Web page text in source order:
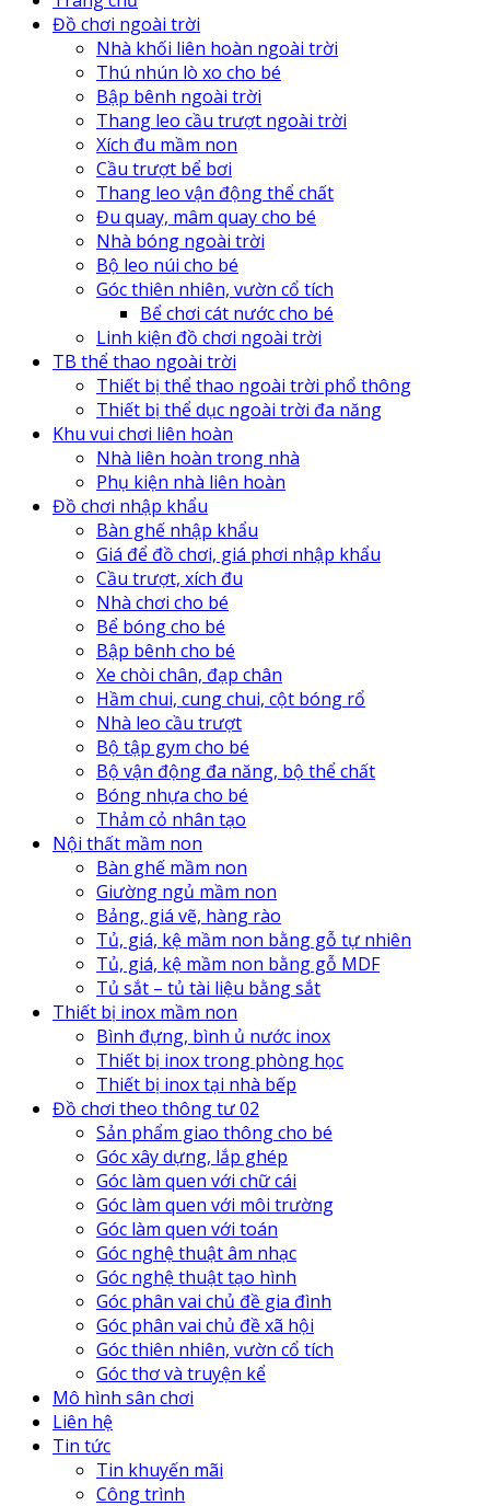
Đồ chơi ngoài trời
Nhà khối liên hoàn ngoài trời
Thú nhún lò xo cho bé
Bập bênh ngoài trời
Thang leo cầu trượt ngoài trời
Xích đu mầm non
Cầu trượt bể bơi
Thang leo vận động thể chất
Đu quay, mâm quay cho bé
Nhà bóng ngoài trời
Bộ leo núi cho bé
Góc thiên nhiên, vườn cổ tích
Bể chơi cát nước cho bé
Linh kiện đồ chơi ngoài trời
TB thể thao ngoài trời
Thiết bị thể thao ngoài trời phổ thông
Thiết bị thể dục ngoài trời đa năng
Khu vui chơi liên hoàn
Nhà liên hoàn trong nhà
Phụ kiện nhà liên hoàn
Đồ chơi nhập khẩu
Bàn ghế nhập khẩu
Giá để đồ chơi, giá phơi nhập khẩu
Cầu trượt, xích đu
Nhà chơi cho bé
Bể bóng cho bé
Bập bênh cho bé
Xe chòi chân, đạp chân
Hầm chui, cung chui, cột bóng rổ
Nhà leo cầu trượt
Bộ tập gym cho bé
Bộ vận động đa năng, bộ thể chất
Bóng nhựa cho bé
Thảm cỏ nhân tạo
Nội thất mầm non
Bàn ghế mầm non
Giường ngủ mầm non
Bảng, giá vẽ, hàng rào
Tủ, giá, kệ mầm non bằng gỗ tự nhiên
Tủ, giá, kệ mầm non bằng gỗ MDF
Tủ sắt – tủ tài liệu bằng sắt
Thiết bị inox mầm non
Bình đựng, bình ủ nước inox
Thiết bị inox trong phòng học
Thiết bị inox tại nhà bếp
Đồ chơi theo thông tư 02
Sản phẩm giao thông cho bé
Góc xây dựng, lắp ghép
Góc làm quen với chữ cái
Góc làm quen với môi trường
Góc làm quen với toán
Góc nghệ thuật âm nhạc
Góc nghệ thuật tạo hình
Góc phân vai chủ đề gia đình
Góc phân vai chủ đề xã hội
Góc thiên nhiên, vườn cổ tích
Góc thơ và truyện kể
Mô hình sân chơi
Liên hệ
Tin tức
Tin khuyến mãi
Công trình